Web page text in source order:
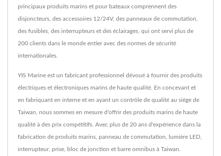
principaux produits marins et pour bateaux comprennent des
disjoncteurs, des accessoires 12/24V, des panneaux de commutation,
des fusibles, des interrupteurs et des éclairages, qui ont servi plus de
200 clients dans le monde entier avec des normes de sécurité
internationales.
YIS Marine est un fabricant professionnel dévoué à fournir des produits
électriques et électroniques marins de haute qualité. En concevant et
en fabriquant en interne et en ayant un contrôle de qualité au siège de
Taiwan, nous sommes en mesure d'offrir des produits marins de haute
qualité à des prix compétitifs. Avec plus de 20 ans d'expérience dans la
fabrication de produits marins, panneau de commutation, lumière LED,
interrupteur, prise, bloc de jonction et barre omnibus à Taiwan.